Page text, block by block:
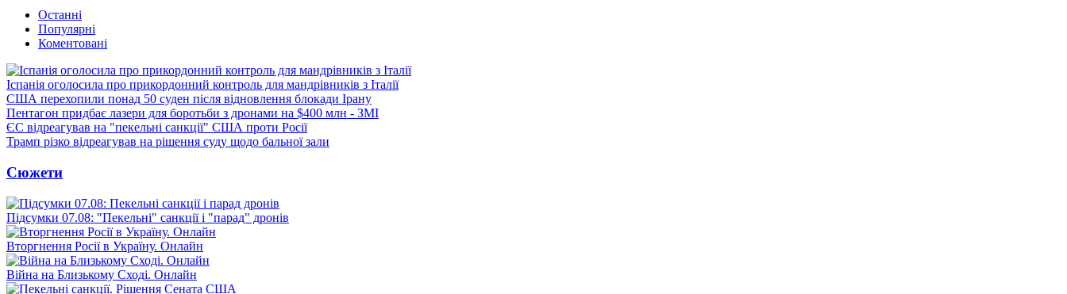
Останні
Популярні
Коментовані
Іспанія оголосила про прикордонний контроль для мандрівників з Італії
США перехопили понад 50 суден після відновлення блокади Ірану
Пентагон придбає лазери для боротьби з дронами на $400 млн - ЗМІ
ЄС відреагував на "пекельні санкції" США проти Росії
Трамп різко відреагував на рішення суду щодо бальної зали
Сюжети
Підсумки 07.08: "Пекельні" санкції і "парад" дронів
Вторгнення Росії в Україну. Онлайн
Війна на Близькому Сході. Онлайн